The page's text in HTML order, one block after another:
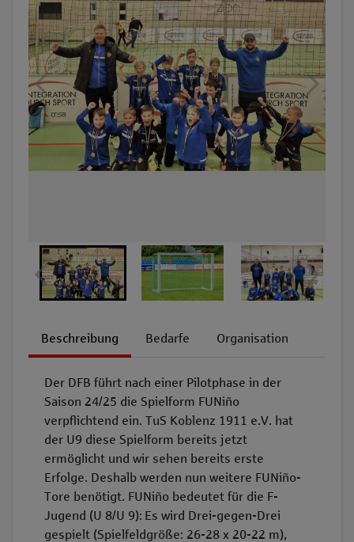
Beschreibung Bedarfe Organisation
Der DFB führt nach einer Pilotphase in der
Saison 24/25 die Spielform FUNiño
verpflichtend ein. TuS Koblenz 1911 e.V. hat
der U9 diese Spielform bereits jetzt
ermöglicht und wir sehen bereits erste
Erfolge. Deshalb werden nun weitere FUNiño-
Tore benötigt. FUNiño bedeutet für die F-
Jugend (U 8/U 9): Es wird Drei-gegen-Drei
gespielt (Spielfeldgröße: 26-28 x 20-22 m),